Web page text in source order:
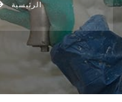
الرئيسية